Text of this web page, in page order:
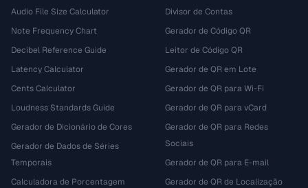
Audio File Size Calculator
Note Frequency Chart
Decibel Reference Guide
Latency Calculator
Cents Calculator
Loudness Standards Guide
Gerador de Dicionário de Cores
Gerador de Dados de Séries
Temporais
Calculadora de Porcentagem
Divisor de Contas
Gerador de Código QR
Leitor de Código QR
Gerador de QR em Lote
Gerador de QR para Wi-Fi
Gerador de QR para vCard
Gerador de QR para Redes
Sociais
Gerador de QR para E-mail
Gerador de QR de Localização